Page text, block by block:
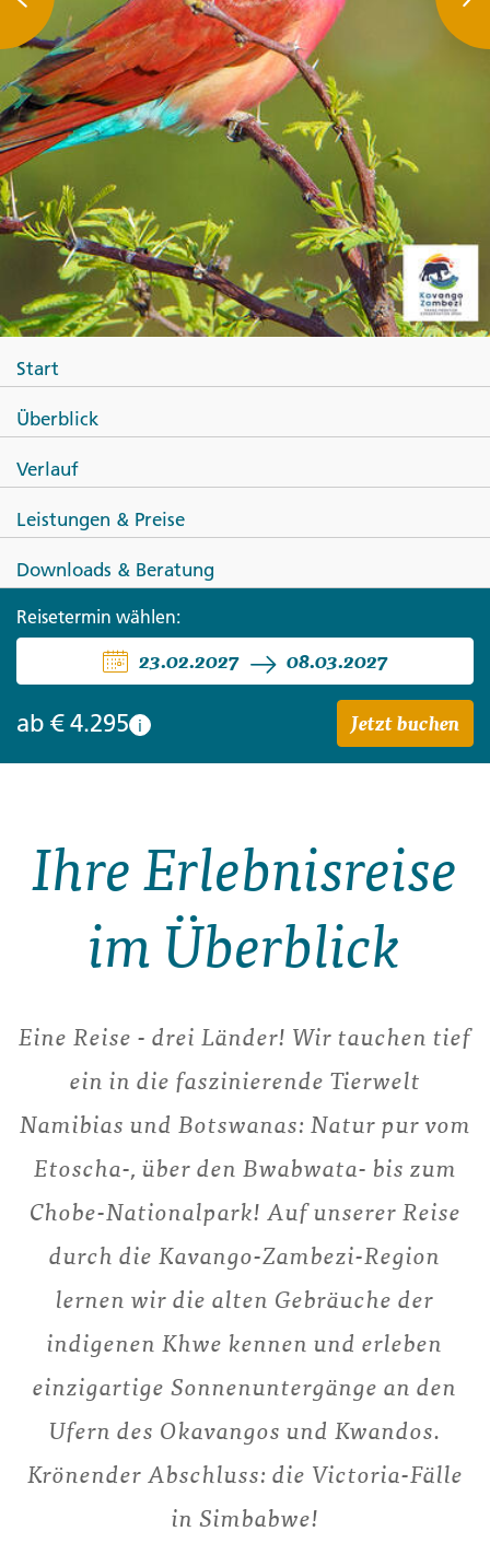
Namibia - von Windhoek zu den
Victoria-Fällen
Start
Überblick
Verlauf
Leistungen & Preise
Downloads & Beratung
Reisetermin wählen:
23.02.2027 08.03.2027
ab € 4.295 i Jetzt buchen
Ihre Erlebnisreise
im Überblick
Eine Reise - drei Länder! Wir tauchen tief
ein in die faszinierende Tierwelt
Namibias und Botswanas: Natur pur vom
Etoscha-, über den Bwabwata- bis zum
Chobe-Nationalpark! Auf unserer Reise
durch die Kavango-Zambezi-Region
lernen wir die alten Gebräuche der
indigenen Khwe kennen und erleben
einzigartige Sonnenuntergänge an den
Ufern des Okavangos und Kwandos.
Krönender Abschluss: die Victoria-Fälle
in Simbabwe!